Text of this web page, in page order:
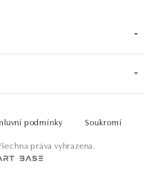
práva vyhrazena.
podmínky Soukromí